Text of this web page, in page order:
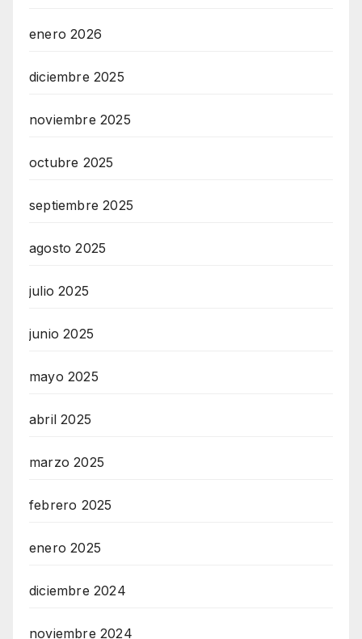
enero 2026
diciembre 2025
noviembre 2025
octubre 2025
septiembre 2025
agosto 2025
julio 2025
junio 2025
mayo 2025
abril 2025
marzo 2025
febrero 2025
enero 2025
diciembre 2024
noviembre 2024